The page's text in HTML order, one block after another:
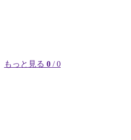
もっと見る 0 / 0